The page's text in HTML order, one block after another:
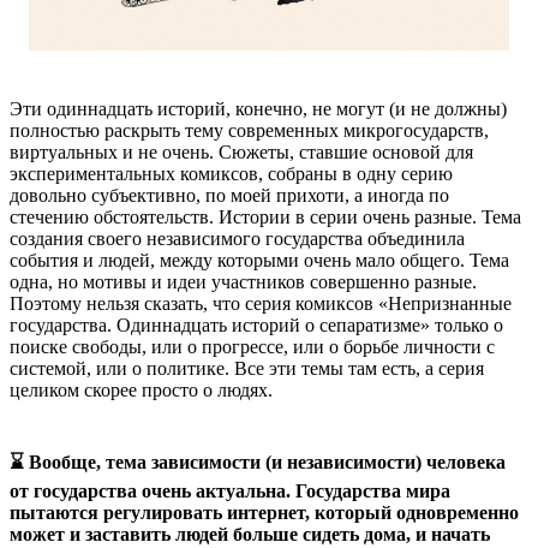
Эти одиннадцать историй, конечно, не могут (и не должны)
полностью раскрыть тему современных микрогосударств,
виртуальных и не очень. Сюжеты, ставшие основой для
экспериментальных комиксов, собраны в одну серию
довольно субъективно, по моей прихоти, а иногда по
стечению обстоятельств. Истории в серии очень разные. Тема
создания своего независимого государства объединила
события и людей, между которыми очень мало общего. Тема
одна, но мотивы и идеи участников совершенно разные.
Поэтому нельзя сказать, что серия комиксов «Непризнанные
государства. Одиннадцать историй о сепаратизме» только о
поиске свободы, или о прогрессе, или о борьбе личности с
системой, или о политике. Все эти темы там есть, а серия
целиком скорее просто о людях.
⌛ Вообще, тема зависимости (и независимости) человека
от государства очень актуальна. Государства мира
пытаются регулировать интернет, который одновременно
может и заставить людей больше сидеть дома, и начать